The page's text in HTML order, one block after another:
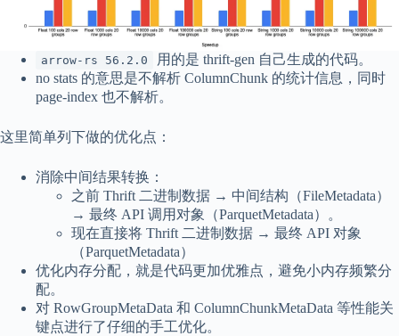
arrow-rs 56.2.0
用的是 thrift-gen 自己生成的代码。
no stats 的意思是不解析 ColumnChunk 的统计信息，同时
page-index 也不解析。
这里简单列下做的优化点：
消除中间结果转换：
之前 Thrift 二进制数据 → 中间结构（FileMetadata）
→ 最终 API 调用对象（ParquetMetadata）。
现在直接将 Thrift 二进制数据 → 最终 API 对象
（ParquetMetadata）
优化内存分配，就是代码更加优雅点，避免小内存频繁分
配。
对 RowGroupMetaData 和 ColumnChunkMetaData 等性能关
键点进行了仔细的手工优化。